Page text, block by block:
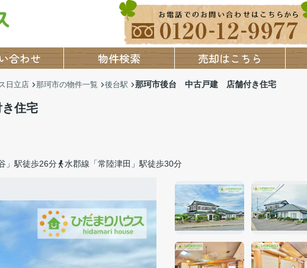
合わせ 物件検索 売却はこちら
日立店 那珂市の物件一覧 後台駅 那珂市後台 中古戸建 店舗付き住宅
住宅
」駅徒歩26分 水郡線「常陸津田」駅徒歩30分